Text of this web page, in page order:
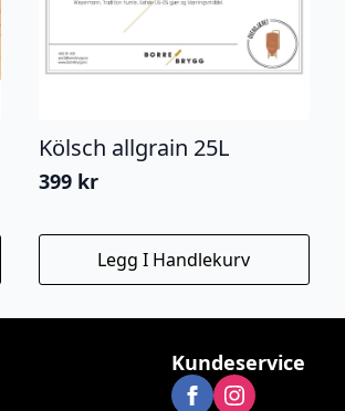
Kölsch allgrain 25L
399 kr
Legg I Handlekurv
Kundeservice